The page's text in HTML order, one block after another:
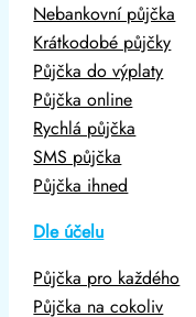
Nebankovní půjčka
Krátkodobé půjčky
Půjčka do výplaty
Půjčka online
Rychlá půjčka
SMS půjčka
Půjčka ihned
Dle účelu
Půjčka pro každého
Půjčka na cokoliv